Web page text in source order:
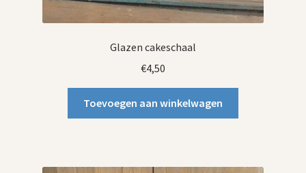
Glazen cakeschaal
€4,50
Toevoegen aan winkelwagen